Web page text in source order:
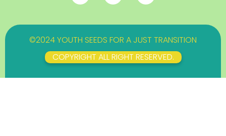
©2024 YOUTH SEEDS FOR A JUST TRANSITION
COPYRIGHT ALL RIGHT RESERVED.